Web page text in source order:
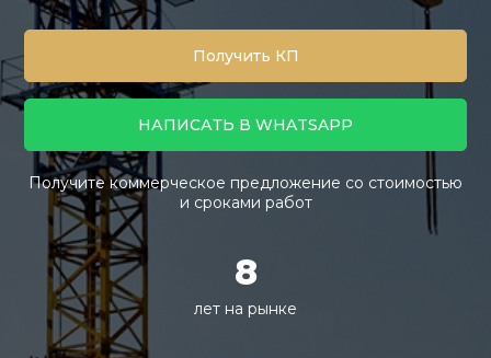
Получить КП
НАПИСАТЬ В WHATSAPP
Получите коммерческое предложение со стоимостью
и сроками работ
8
лет на рынке